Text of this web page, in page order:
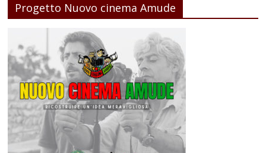
Progetto Nuovo cinema Amude